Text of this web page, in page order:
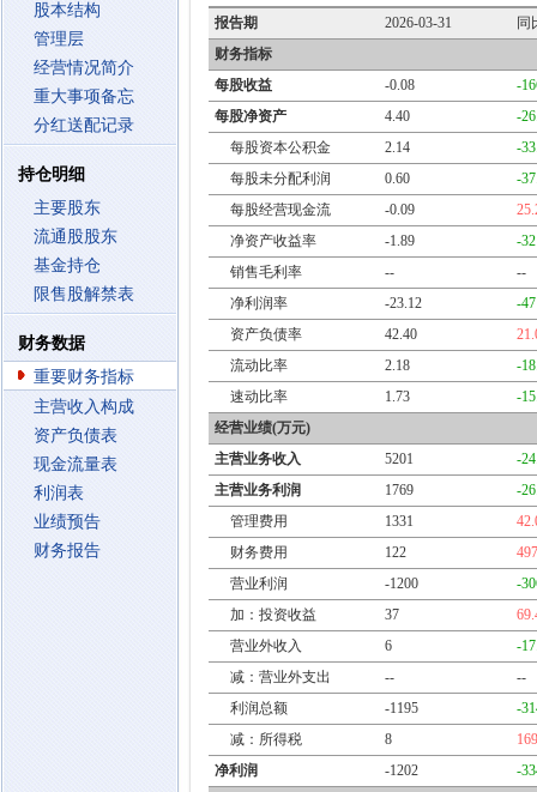
股本结构
管理层
经营情况简介
重大事项备忘
分红送配记录
持仓明细
主要股东
流通股股东
基金持仓
限售股解禁表
财务数据
重要财务指标
主营收入构成
资产负债表
现金流量表
利润表
业绩预告
财务报告
报告期 2026-03-31
同
财务指标
每股收益
-0.08
-
每股净资产
4.40
-
每股资本公积金
2.14
-
每股未分配利润
0.60
-
每股经营现金流
-0.09
净资产收益率
-1.89
-
销售毛利率
--
--
净利润率
-23.12
-
资产负债率
42.40
流动比率
2.18
-
速动比率
1.73
-
经营业绩(万元)
主营业务收入
5201
-
主营业务利润
1769
-
管理费用
1331
财务费用
122
营业利润
-1200
-
加：投资收益
37
营业外收入
6
-
减：营业外支出
--
--
利润总额
-1195
-
减：所得税
8
净利润
-1202
-